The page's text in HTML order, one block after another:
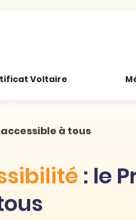
Voltaire
à tous
: le